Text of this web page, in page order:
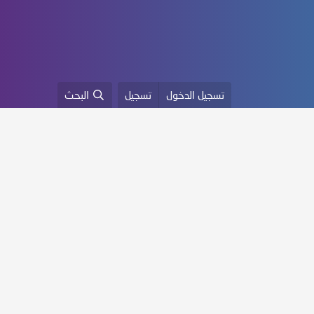
تسجيل الدخول تسجيل البحث